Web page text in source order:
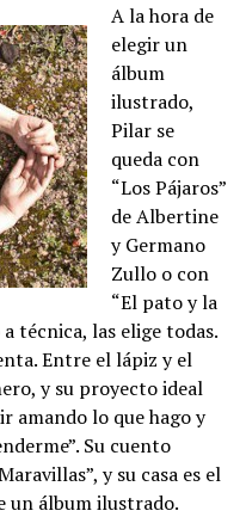
A la hora de
elegir un
álbum
ilustrado,
Pilar se
queda con
“Los Pájaros”
de Albertine
y Germano
Zullo o con
“El pato y la
técnica, las elige todas.
Entre el lápiz y el
y su proyecto ideal
amando lo que hago y
Su cuento
y su casa es el
un álbum ilustrado.